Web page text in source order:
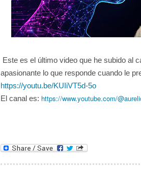
Este es el último video que he subido al
apasionante lo que responde cuando le
https://youtu.be/KUIiVT5d-5o
El canal es: https://www.youtube.com/